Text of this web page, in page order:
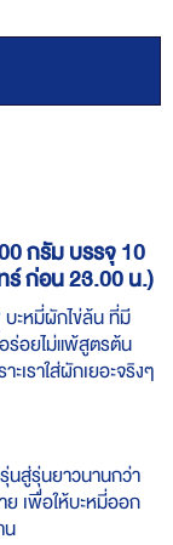
กรัม บรรจุ 10
ก่อน 23.00 น.)
ะหมี่ผักไข่ล้น ที่มี
ร่อยไม่แพ้สูตรต้น
เราใส่ผักเยอะจริงๆ
นสู่รุ่นยาวนานกว่า
เพื่อให้บะหมี่ออก
น